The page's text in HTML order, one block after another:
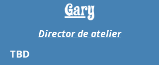
Gary
Director de atelier
TBD